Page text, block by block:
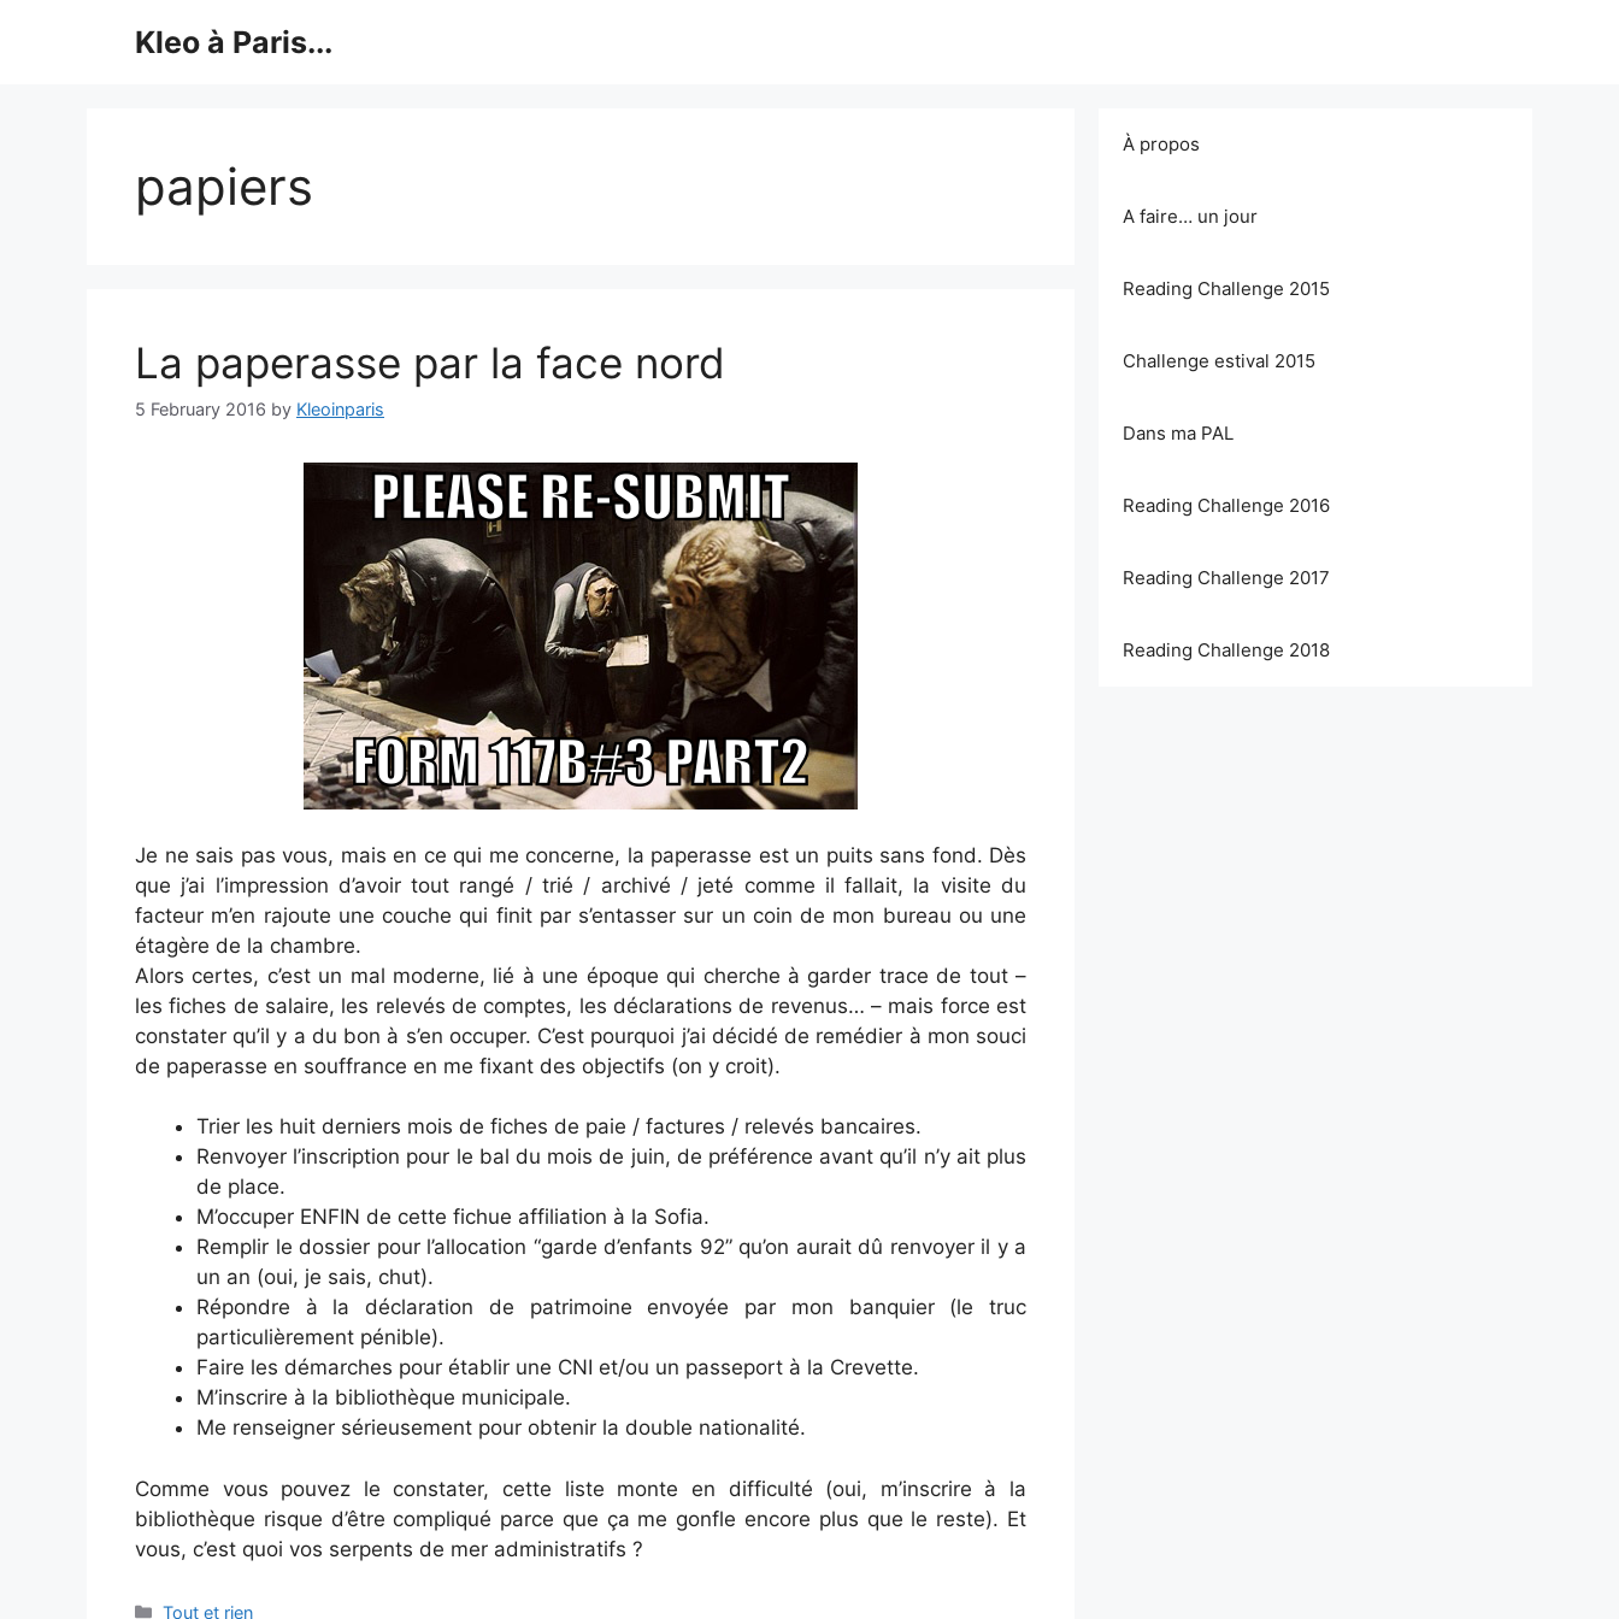
Kleo à Paris...
papiers
La paperasse par la face nord
5 February 2016 by Kleoinparis
Je ne sais pas vous, mais en ce qui me concerne, la paperasse est un puits sans fond. Dès
que j’ai l’impression d’avoir tout rangé / trié / archivé / jeté comme il fallait, la visite du
facteur m’en rajoute une couche qui finit par s’entasser sur un coin de mon bureau ou une
étagère de la chambre.
Alors certes, c’est un mal moderne, lié à une époque qui cherche à garder trace de tout –
les fiches de salaire, les relevés de comptes, les déclarations de revenus… – mais force est
constater qu’il y a du bon à s’en occuper. C’est pourquoi j’ai décidé de remédier à mon souci
de paperasse en souffrance en me fixant des objectifs (on y croit).
Trier les huit derniers mois de fiches de paie / factures / relevés bancaires.
Renvoyer l’inscription pour le bal du mois de juin, de préférence avant qu’il n’y ait plus
de place.
M’occuper ENFIN de cette fichue affiliation à la Sofia.
Remplir le dossier pour l’allocation “garde d’enfants 92” qu’on aurait dû renvoyer il y a
un an (oui, je sais, chut).
Répondre à la déclaration de patrimoine envoyée par mon banquier (le truc
particulièrement pénible).
Faire les démarches pour établir une CNI et/ou un passeport à la Crevette.
M’inscrire à la bibliothèque municipale.
Me renseigner sérieusement pour obtenir la double nationalité.
Comme vous pouvez le constater, cette liste monte en difficulté (oui, m’inscrire à la
bibliothèque risque d’être compliqué parce que ça me gonfle encore plus que le reste). Et
vous, c’est quoi vos serpents de mer administratifs ?
Categories
Tout et rien
À propos
A faire… un jour
Reading Challenge 2015
Challenge estival 2015
Dans ma PAL
Reading Challenge 2016
Reading Challenge 2017
Reading Challenge 2018